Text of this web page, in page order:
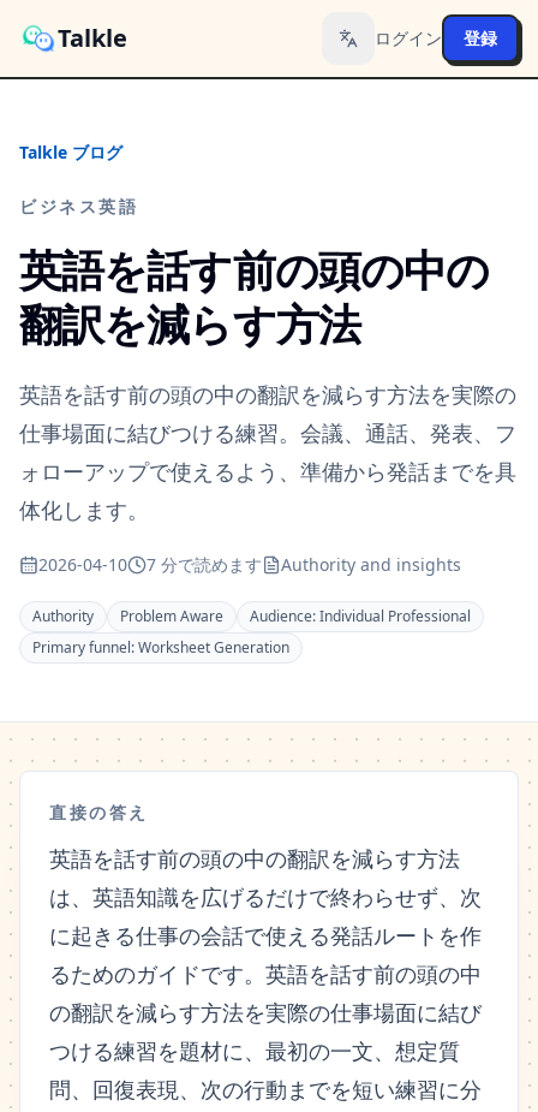
Talkle Toggle language
ログイン 登録
Talkle ブログ
ビジネス英語
英語を話す前の頭の中の
翻訳を減らす方法
英語を話す前の頭の中の翻訳を減らす方法を実際の
仕事場面に結びつける練習。会議、通話、発表、フ
ォローアップで使えるよう、準備から発話までを具
体化します。
2026-04-10 7 分で読めます Authority and insights
Authority Problem Aware Audience:Individual Professional
Primary funnel:Worksheet Generation
直接の答え
英語を話す前の頭の中の翻訳を減らす方法
は、英語知識を広げるだけで終わらせず、次
に起きる仕事の会話で使える発話ルートを作
るためのガイドです。英語を話す前の頭の中
の翻訳を減らす方法を実際の仕事場面に結び
つける練習を題材に、最初の一文、想定質
問、回復表現、次の行動までを短い練習に分